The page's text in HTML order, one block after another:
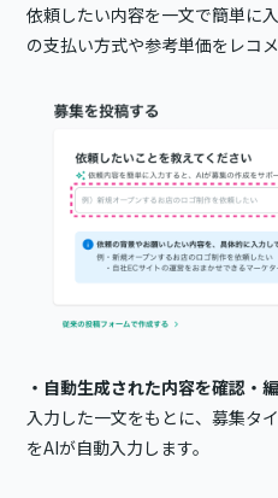
依頼したい内容を一文で簡単に
の支払い方式や参考単価をレコメ
・自動生成された内容を確認・
入力した一文をもとに、募集タ
をAIが自動入力します。